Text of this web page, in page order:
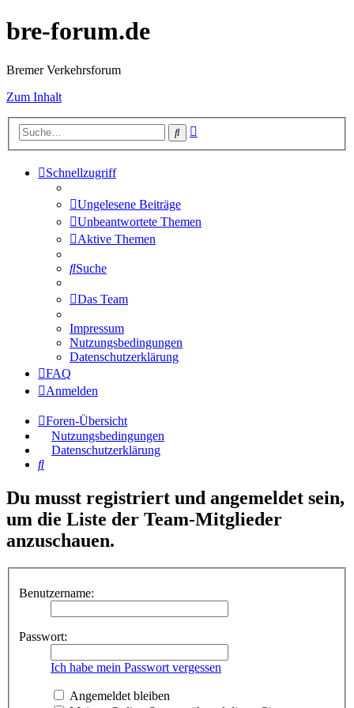
bre-forum.de
Bremer Verkehrsforum
Zum Inhalt
Suche
Schnellzugriff
Ungelesene Beiträge
Unbeantwortete Themen
Aktive Themen
Suche
Das Team
Impressum
Nutzungsbedingungen
Datenschutzerklärung
FAQ
Anmelden
Foren-Übersicht
Nutzungsbedingungen
Datenschutzerklärung
Suche
Du musst registriert und angemeldet sein,
um die Liste der Team-Mitglieder
anzuschauen.
Benutzername:
Passwort:
Ich habe mein Passwort vergessen
Angemeldet bleiben